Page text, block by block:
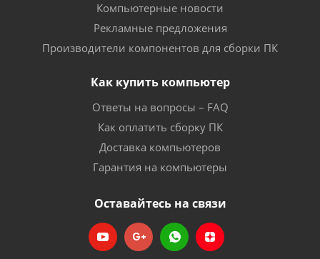
Компьютерные новости
Рекламные предложения
Производители компонентов для сборки ПК
Как купить компьютер
Ответы на вопросы – FAQ
Как оплатить сборку ПК
Доставка компьютеров
Гарантия на компьютеры
Оставайтесь на связи